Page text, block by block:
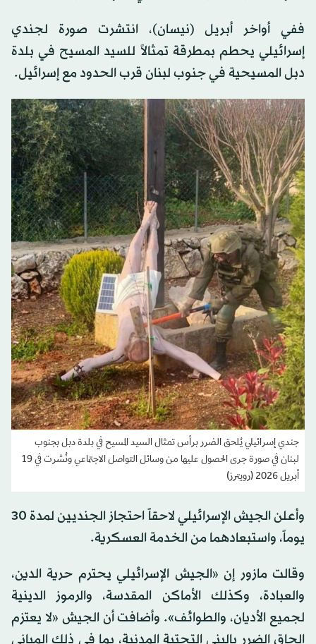
ففي أواخر أبريل (نيسان)، انتشرت صورة لجندي
إسرائيلي يحطم بمطرقة تمثالاً للسيد المسيح في بلدة
دبل المسيحية في جنوب لبنان قرب الحدود مع إسرائيل.
جندي إسرائيلي يُلحق الضرر برأس تمثال السيد المسيح في بلدة دبل بجنوب
لبنان في صورة جرى الحصول عليها من وسائل التواصل الاجتماعي ونُشرت في 19
أبريل 2026 (رويترز)
وأعلن الجيش الإسرائيلي لاحقاً احتجاز الجنديين لمدة 30
يوماً، واستبعادهما من الخدمة العسكرية.
وقالت مازور إن «الجيش الإسرائيلي يحترم حرية الدين،
والعبادة، وكذلك الأماكن المقدسة، والرموز الدينية
لجميع الأديان، والطوائف». وأضافت أن الجيش «لا يعتزم
إلحاق الضرر بالبنى التحتية المدنية، بما في ذلك المباني